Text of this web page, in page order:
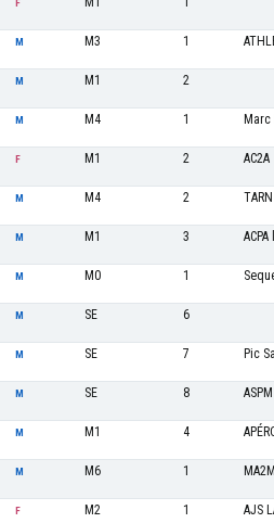
F
M M3 1
M M1 2
M M4 1 Marc
F M1 2 AC2A
M M4 2
M M1 3
M M0 1
M SE 6
M SE 7 Pic
M SE 8 ASPM
M M1 4
M M6 1 MA2M
F M2 1 AJS